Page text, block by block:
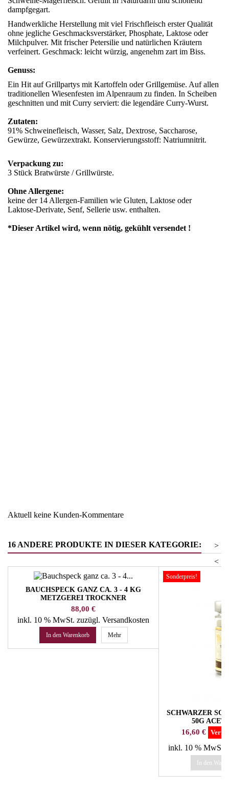
dampfgegart.
Handwerkliche Herstellung mit viel Frischfleisch erster Qualität
ohne jegliche Geschmacksverstärker, Phosphate, Laktose oder
Milchpulver. Mit frischer Petersilie und natürlichen Kräutern
verfeinert. Geschmack: leicht würzig, angenehm zart im Biss.
Genuss:
Ein Hit auf Grillpartys mit Kartoffeln oder Grillgemüse. Auf allen
traditionellen Wiesenfesten im Alpenraum zu finden. In Scheiben
geschnitten und mit Curry serviert: die legendäre Curry-Wurst.
Zutaten:
91% Schweinefleisch, Wasser, Salz, Dextrose, Saccharose,
Gewürze, Gewürzextrakt. Konservierungsstoff: Natriumnitrit.
Verpackung zu:
3 Stück Bratwürste / Grillwürste.
Ohne Allergene:
keine der 14 Allergen-Familien wie Gluten, Laktose oder
Laktose-Derivate, Senf, Sellerie usw. enthalten.
*Dieser Artikel wird, wenn nötig, gekühlt versendet !
Aktuell keine Kunden-Kommentare
16 ANDERE PRODUKTE IN DIESER KATEGORIE:
>
<
BAUCHSPECK GANZ CA. 3 - 4 KG
METZGEREI TROCKNER
Preis
88,00 €
inkl. 10 % MwSt. zuzügl. Versandkosten
In den Warenkorb Mehr
Sonderpreis!
SCHWARZER
50G
Preis
16,60 €
inkl. 10 % MwSt.
In den